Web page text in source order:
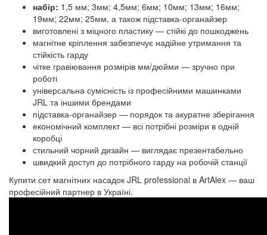
набір: 1,5 мм; 3мм; 4,5мм; 6мм; 10мм; 13мм; 16мм;
19мм; 22мм; 25мм, а також підставка-органайзер
виготовлені з міцного пластику — стійкі до пошкоджень
магнітне кріплення забезпечує надійне утримання та
стійкість гарду
чітке гравіювання розмірів мм/дюйми — зручно при
роботі
універсальна сумісність із професійними машинками
JRL та іншими брендами
підставка-органайзер — порядок та акуратне зберігання
економічний комплект — всі потрібні розміри в одній
коробці
стильний чорний дизайн — виглядає презентабельно
швидкий доступ до потрібного гарду на робочій станції
Купити сет магнітних насадок JRL professional в ArtAlex — ваш
професійний партнер в Україні.